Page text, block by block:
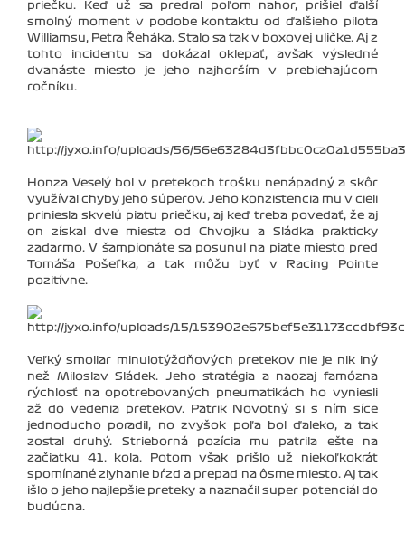
priečku. Keď už sa predral poľom nahor, prišiel ďalší
smolný moment v podobe kontaktu od ďalšieho pilota
Williamsu, Petra Řeháka. Stalo sa tak v boxovej uličke. Aj z
tohto incidentu sa dokázal oklepať, avšak výsledné
dvanáste miesto je jeho najhorším v prebiehajúcom
ročníku.
Honza Veselý bol v pretekoch trošku nenápadný a skôr
využíval chyby jeho súperov. Jeho konzistencia mu v cieli
priniesla skvelú piatu priečku, aj keď treba povedať, že aj
on získal dve miesta od Chvojku a Sládka prakticky
zadarmo. V šampionáte sa posunul na piate miesto pred
Tomáša Pošefka, a tak môžu byť v Racing Pointe
pozitívne.
Veľký smoliar minulotýždňových pretekov nie je nik iný
než Miloslav Sládek. Jeho stratégia a naozaj famózna
rýchlosť na opotrebovaných pneumatikách ho vyniesli
až do vedenia pretekov. Patrik Novotný si s ním síce
jednoducho poradil, no zvyšok poľa bol ďaleko, a tak
zostal druhý. Strieborná pozícia mu patrila ešte na
začiatku 41. kola. Potom však prišlo už niekoľkokrát
spomínané zlyhanie bŕzd a prepad na ôsme miesto. Aj tak
išlo o jeho najlepšie preteky a naznačil super potenciál do
budúcna.